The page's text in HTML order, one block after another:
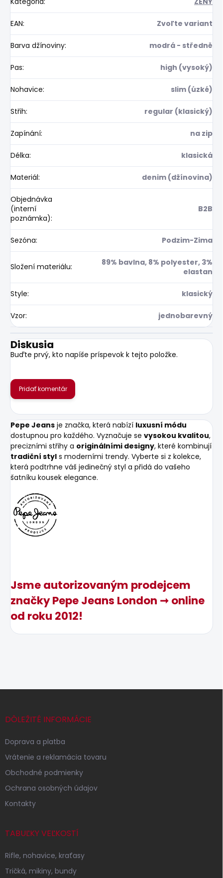
EAN: Zvoľte variant
Barva džínoviny: modrá - středně
Pas: high (vysoký)
Nohavice: slim (úzké)
Střih: regular (klasický)
Zapínání: na zip
Délka: klasická
Materiál: denim (džínovina)
Objednávka
(interní
poznámka):
B2B
Sezóna: Podzim-Zima
Složení materiálu:
89% bavlna, 8% polyester, 3%
elastan
Style: klasický
Vzor: jednobarevný
Diskusia
Buďte prvý, kto napíše príspevok k tejto položke.
Pridať komentár
Pepe Jeans je značka, která nabízí luxusní módu
dostupnou pro každého. Vyznačuje se vysokou kvalitou,
precizními střihy a originálními designy, které kombinují
tradiční styl s moderními trendy. Vyberte si z kolekce,
která podtrhne váš jedinečný styl a přidá do vašeho
šatníku kousek elegance.
Jsme autorizovaným prodejcem
značky Pepe Jeans London ➞ online
od roku 2012!
pDÔLEŽITÉ INFORMÁCIE
Doprava a platba
Vrátenie a reklamácia tovaru
Obchodné podmienky
Ochrana osobných údajov
Kontakty
TABUĽKY VEĽKOSTÍ
Rifle, nohavice, kraťasy
Tričká, mikiny, bundy